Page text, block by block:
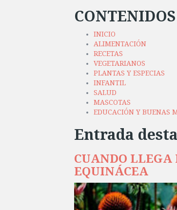
INICIO
ALIMENTACIÓN
RECETAS
VEGETARIANOS
PLANTAS Y ESPECIAS
INFANTIL
SALUD
MASCOTAS
EDUCACIÓN Y BUENAS
Entrada
CUANDO LLEGA
EQUINÁCEA